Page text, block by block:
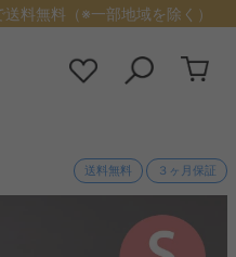
料無料（※一部地域を除く）
送料無料 ３ヶ月保証